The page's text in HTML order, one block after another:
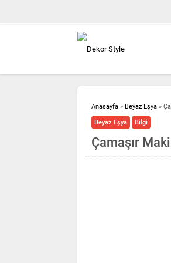
Anasayfa » Beyaz Eşya »
Beyaz Eşya Bilgi
Çamaşır